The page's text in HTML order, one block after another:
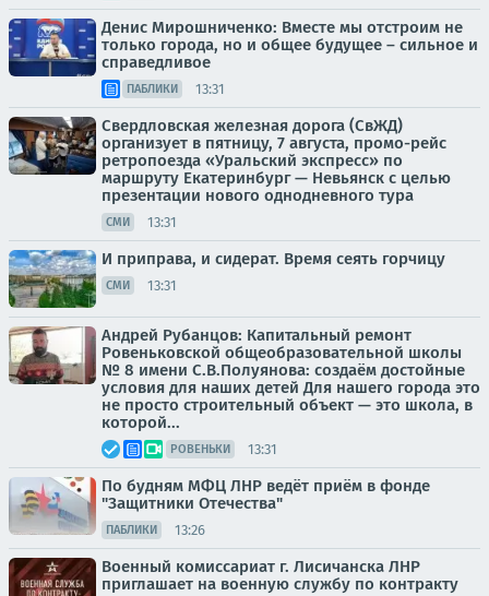
Денис Мирошниченко: Вместе мы отстроим не
только города, но и общее будущее – сильное и
справедливое
ПАБЛИКИ 13:31
Свердловская железная дорога (СвЖД)
организует в пятницу, 7 августа, промо-рейс
ретропоезда «Уральский экспресс» по
маршруту Екатеринбург — Невьянск с целью
презентации нового однодневного тура
СМИ 13:31
И приправа, и сидерат. Время сеять горчицу
СМИ 13:31
Андрей Рубанцов: Капитальный ремонт
Ровеньковской общеобразовательной школы
№ 8 имени С.В.Полуянова: создаём достойные
условия для наших детей Для нашего города это
не просто строительный объект — это школа, в
которой...
РОВЕНЬКИ 13:31
По будням МФЦ ЛНР ведёт приём в фонде
"Защитники Отечества"
ПАБЛИКИ 13:26
Военный комиссариат г. Лисичанска ЛНР
приглашает на военную службу по контракту